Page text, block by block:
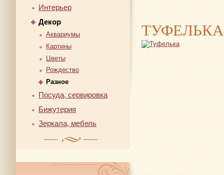
Интерьер
Декор
Аквариумы
Картины
Цветы
Рождество
Разное
Посуда, сервировка
Бижутерия
Зеркала, мебель
ТУФЕЛЬКА